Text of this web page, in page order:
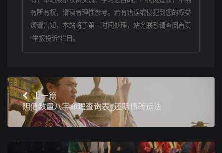
有所有权，请读者理性参考。若有错误或侵犯到您的权益
烦请告知，本站将于第一时间处理，站务联系请查阅首页
“举报投诉”栏目。
上一篇
阴债数量八字命理查询表_还阴债转运法